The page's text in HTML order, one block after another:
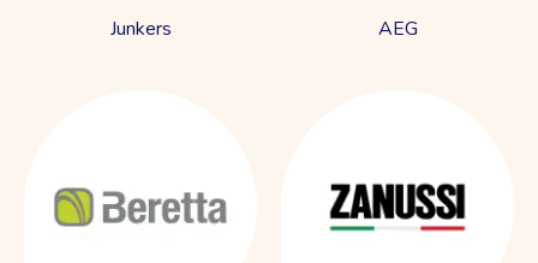
Junkers AEG